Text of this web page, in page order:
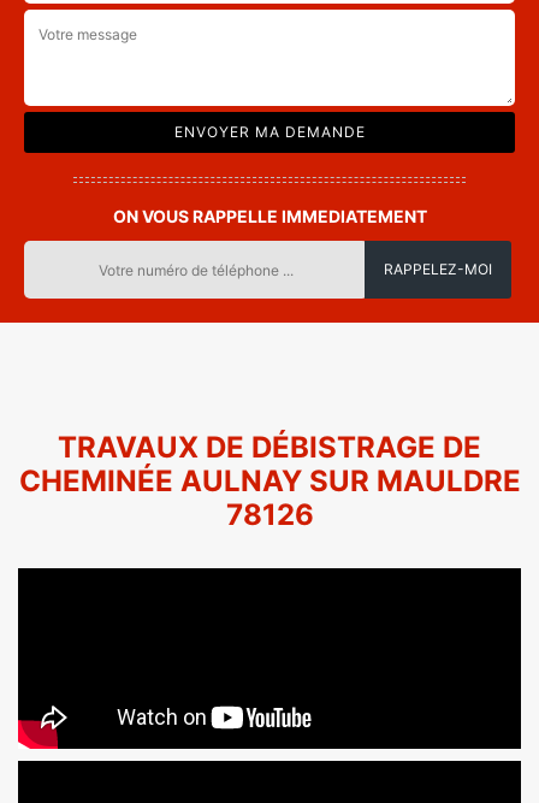
ON VOUS RAPPELLE IMMEDIATEMENT
TRAVAUX DE DÉBISTRAGE DE
CHEMINÉE AULNAY SUR MAULDRE
78126